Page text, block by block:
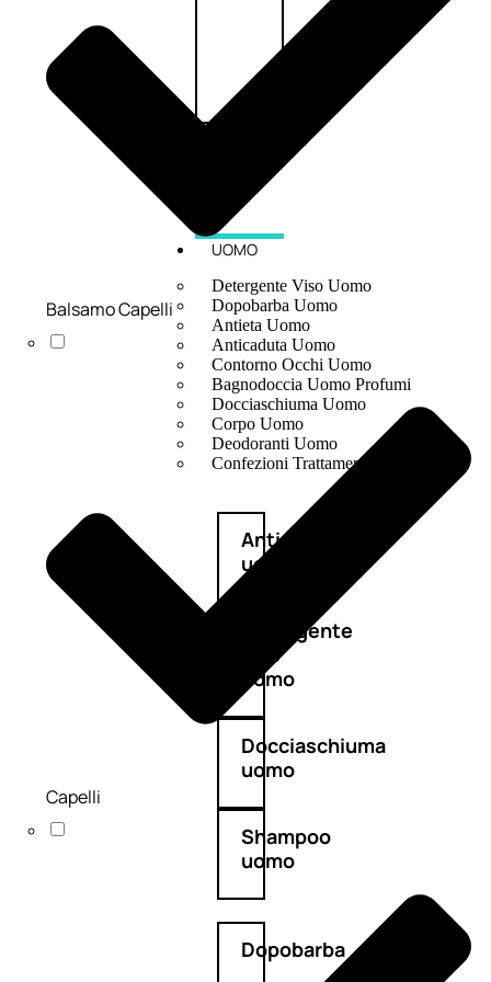
UOMO
Detergente Viso Uomo
Dopobarba Uomo
Antieta Uomo
Anticaduta Uomo
Contorno Occhi Uomo
Bagnodoccia Uomo Profumi
Docciaschiuma Uomo
Corpo Uomo
Deodoranti Uomo
Confezioni Trattamenti Uomo
Antietà
uomo
Detergente
viso
uomo
Docciaschiuma
uomo
Shampoo
uomo
Dopobarba
Balsamo Capelli
Capelli